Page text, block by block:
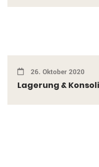
26. Oktober 2020
Lagerung &